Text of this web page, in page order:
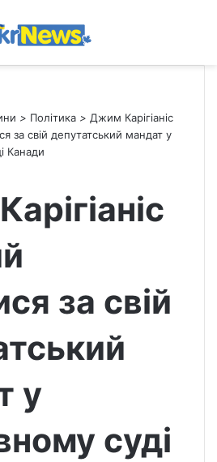
> Політика > Джим Карігіаніс
за свій депутатський мандат у
Канади
за свій
у
суді